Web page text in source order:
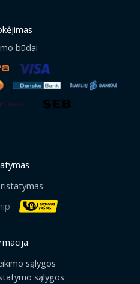
būdai
sąlygos
sąlygos